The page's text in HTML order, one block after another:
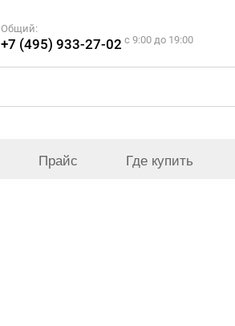
Общий:
+7 (495) 933-27-02 c 9:00 до 19:00
Прайс Где купить